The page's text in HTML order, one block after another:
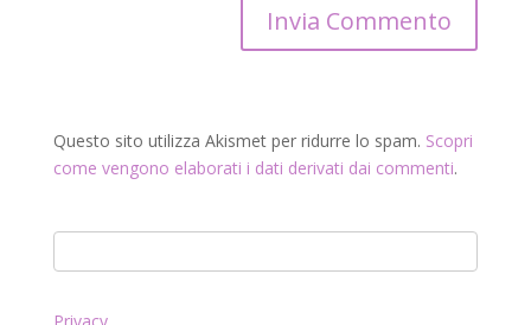
Questo sito utilizza Akismet per ridurre lo spam. Scopri
come vengono elaborati i dati derivati dai commenti.